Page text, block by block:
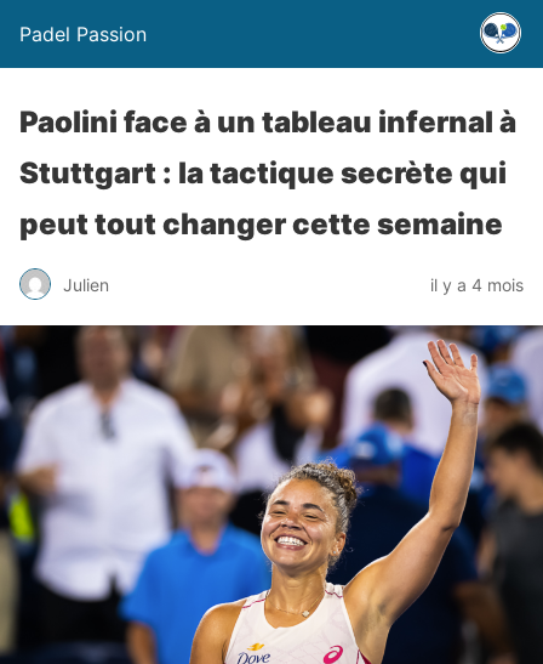
Padel Passion
Paolini face à un tableau infernal à
Stuttgart : la tactique secrète qui
peut tout changer cette semaine
Julien il y a 4 mois